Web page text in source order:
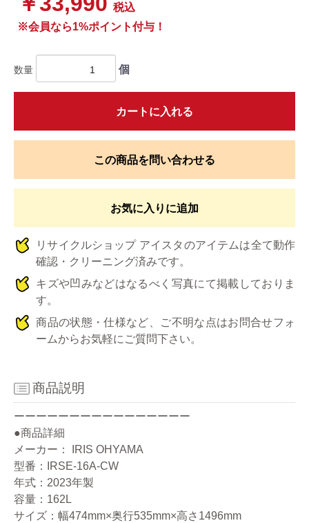
税込
※会員なら1%ポイント付与！
数量 個
カートに入れる
この商品を問い合わせる
お気に入りに追加
リサイクルショップ アイスタのアイテムは全て動作
確認・クリーニング済みです。
キズや凹みなどはなるべく写真にて掲載しておりま
す。
商品の状態・仕様など、ご不明な点はお問合せフォ
ームからお気軽にご質問下さい。
商品説明
ーーーーーーーーーーーーーーーー
●商品詳細
メーカー： IRIS OHYAMA
型番：IRSE-16A-CW
年式：2023年製
容量：162L
サイズ：幅474mm×奥行535mm×高さ1496mm